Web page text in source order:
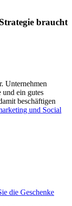
braucht
Unternehmen
und ein gutes
beschäftigen
und Social
die Geschenke